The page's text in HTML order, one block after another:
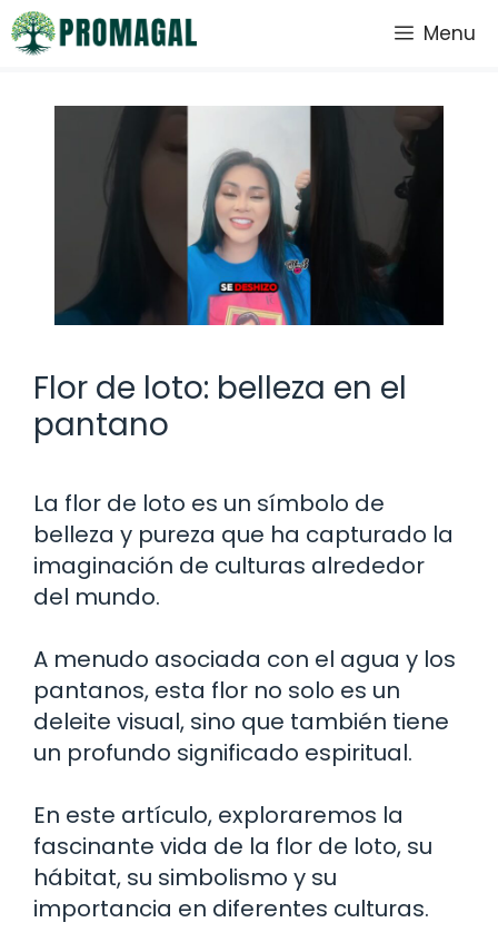
Saltar
al
Menu
Flor de loto: belleza en el
pantano
La flor de loto es un símbolo de
belleza y pureza que ha capturado la
imaginación de culturas alrededor
del mundo.
A menudo asociada con el agua y los
pantanos, esta flor no solo es un
deleite visual, sino que también tiene
un profundo significado espiritual.
En este artículo, exploraremos la
fascinante vida de la flor de loto, su
hábitat, su simbolismo y su
importancia en diferentes culturas.